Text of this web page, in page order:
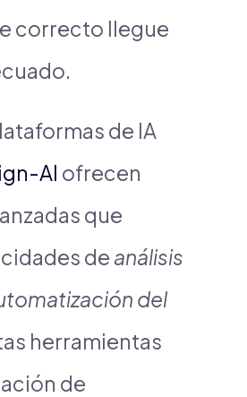
correcto llegue
de IA
AI ofrecen
que
de análisis
del
herramientas
de